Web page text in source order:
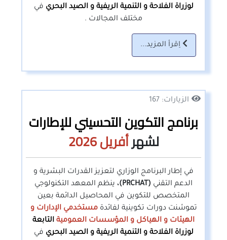
لوزراة الفلاحة و التنمية الريفية و الصيد البحري في
مختلف المجالات .
اِقرأ المزيد...
الزيارات: 167
برنامج التكوين التحسيني للإطارات
لشهرأفريل2026
في إطار البرنامج الوزاري لتعزيز القدرات البشرية و
الدعم التقني (PRCHAT)،
ينظم المعهد التكنولوجي
المتخصص للتكوين في المحاصيل الدائمة بعين
تموشنت دورات تكوينية لفائدةمستخدمي الإدارات و
الهيئات و الهياكل و المؤسسات العمومية التابعة
لوزراة الفلاحة و التنمية الريفية و الصيد البحري في